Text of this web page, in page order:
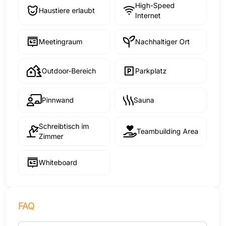
Haustiere erlaubt
High-Speed
Internet
Meetingraum Nachhaltiger Ort
Outdoor-Bereich Parkplatz
Pinnwand Sauna
Schreibtisch im
Zimmer
Teambuilding Area
Whiteboard
FAQ